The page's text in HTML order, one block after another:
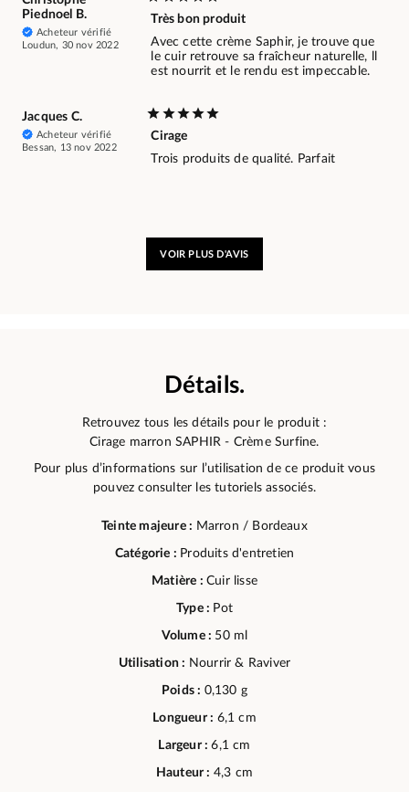
Piednoel B.
Acheteur vérifié
Loudun, 30 nov 2022
Très bon produit
Avec cette crème Saphir, je trouve que
le cuir retrouve sa fraîcheur naturelle, ll
est nourrit et le rendu est impeccable.
Jacques C.
Acheteur vérifié
Bessan, 13 nov 2022
Cirage
Trois produits de qualité. Parfait
VOIR PLUS D'AVIS
Détails.
Retrouvez tous les détails pour le produit :
Cirage marron SAPHIR - Crème Surfine.
Pour plus d’informations sur l’utilisation de ce produit vous
pouvez consulter les tutoriels associés.
Teinte majeure : Marron / Bordeaux
Catégorie : Produits d'entretien
Matière : Cuir lisse
Type : Pot
Volume : 50 ml
Utilisation : Nourrir & Raviver
Poids : 0,130 g
Longueur : 6,1 cm
Largeur :6,1 cm
Hauteur : 4,3 cm